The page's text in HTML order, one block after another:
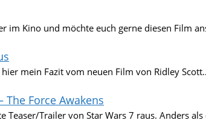
im Kino und möchte euch gerne diesen Film
mein Fazit vom neuen Film von Ridley
The Force Awakens
Teaser/Trailer von Star Wars 7 raus. Anders